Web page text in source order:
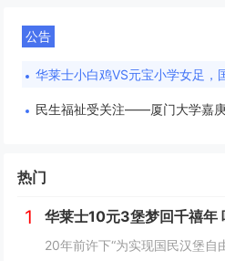
公告
华莱士小白鸡VS元宝小学女足，
民生福祉受关注——厦门大学嘉庚
热门
1